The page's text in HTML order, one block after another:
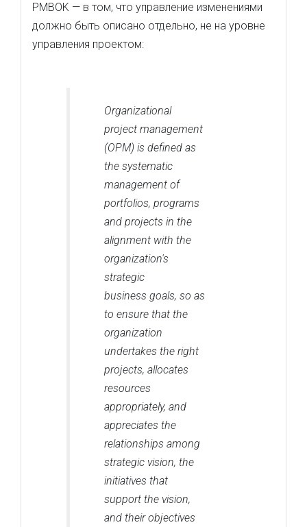
PMBOK — в том, что управление изменениями
должно быть описано отдельно, не на уровне
управления проектом:
Organizational
project management
(OPM) is defined as
the systematic
management of
portfolios, programs
and projects in the
alignment with the
organization's
strategic
business goals, so as
to ensure that the
organization
undertakes the right
projects, allocates
resources
appropriately, and
appreciates the
relationships among
strategic vision, the
initiatives that
support the vision,
and their objectives